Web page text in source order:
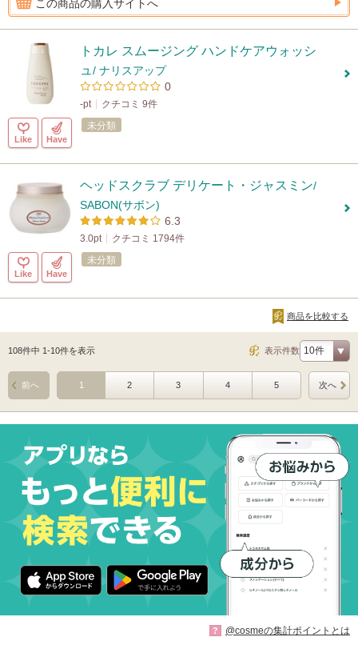
この商品の購入サイトへ
トカレ スムージング ハンドケアウォッシ
ュ / ナリスアップ
0
-pt クチコミ 9件
Like Have
未分類
ヘッドスクラブ デリケート・ジャスミン/
SABON(サボン)
6.3
3.0pt クチコミ 1794件
Like Have
未分類
商品を比較する
108件中 1-10件を表示 表示件数
1 2 3 4 5
前へ 次へ
? @cosmeの集計ポイントとは